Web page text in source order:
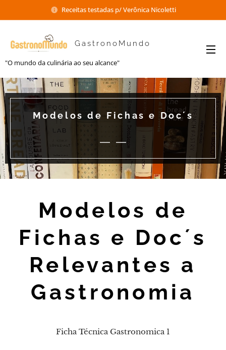
Receitas testadas p/ Verônica Nicoletti
GastronoMundo
"O mundo da culinária ao seu alcance"
Modelos de Fichas e Doc´s
Modelos de
Fichas e Doc´s
Relevantes a
Gastronomia
Ficha Técnica Gastronomica 1